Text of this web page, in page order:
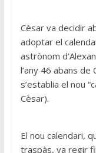
Cèsar va decidir
adoptar el
astrònom
l’any 46 abans de
s’establia el nou
Cèsar).
El nou calendari,
traspàs, va regir